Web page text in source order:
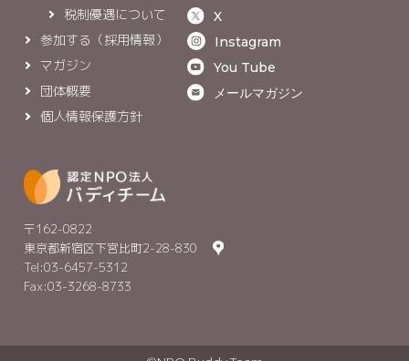
税制優遇について
参加する（採用情報）
マガジン
団体概要
個人情報保護方針
X
Instagram
You Tube
メールマガジン
〒162-0822
東京都新宿区下宮比町2-28-830
Tel:03-6457-5312
Fax:03-3268-8733